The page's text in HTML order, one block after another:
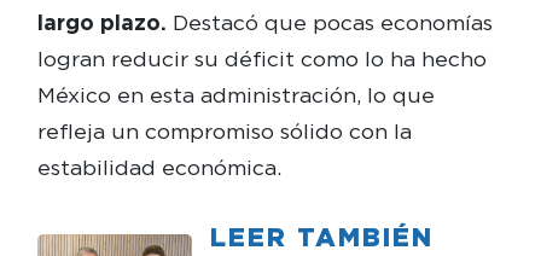
largo plazo. Destacó que pocas economías
logran reducir su déficit como lo ha hecho
México en esta administración, lo que
refleja un compromiso sólido con la
estabilidad económica.
LEER TAMBIÉN